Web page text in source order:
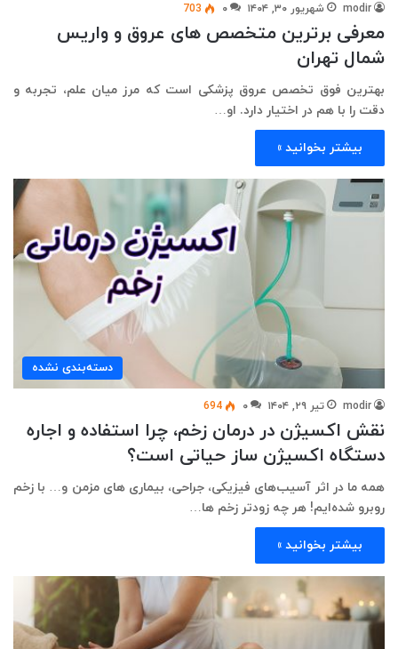
modir شهریور ۳۰, ۱۴۰۴ ۰ 703
معرفی برترین متخصص های عروق و واریس
شمال تهران
بهترین فوق تخصص عروق پزشکی است که مرز میان علم، تجربه و
دقت را با هم در اختیار دارد. او…
بیشتر بخوانید »
دسته‌بندی نشده
modir تیر ۲۹, ۱۴۰۴ ۰ 694
نقش اکسیژن در درمان زخم، چرا استفاده و اجاره
دستگاه اکسیژن‌ ساز حیاتی است؟
همه ما در اثر آسیب‌های فیزیکی، جراحی، بیماری های مزمن و… با زخم
روبرو شده‌ایم! هر چه زودتر زخم ها…
بیشتر بخوانید »